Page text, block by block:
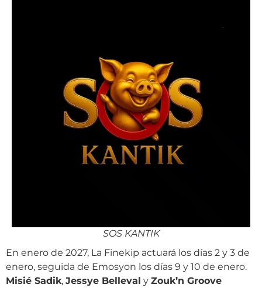
SOS KANTIK
En enero de 2027, La Finekip actuará los días 2 y 3 de
enero, seguida de Emosyon los días 9 y 10 de enero.
Misié Sadik, Jessye Belleval y Zouk’n Groove